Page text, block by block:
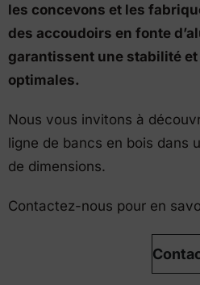
les concevons et les
des accoudoirs en fonte
garantissent une stabilité
optimales.
Nous vous invitons à
ligne de bancs en bois dans
de dimensions.
Contactez-nous pour en